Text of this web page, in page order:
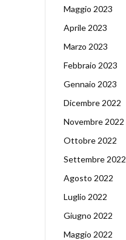
Maggio 2023
Aprile 2023
Marzo 2023
Febbraio 2023
Gennaio 2023
Dicembre 2022
Novembre 2022
Ottobre 2022
Settembre 2022
Agosto 2022
Luglio 2022
Giugno 2022
Maggio 2022